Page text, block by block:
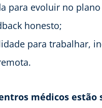
para evoluir no
honesto;
para trabalhar,
médicos estão